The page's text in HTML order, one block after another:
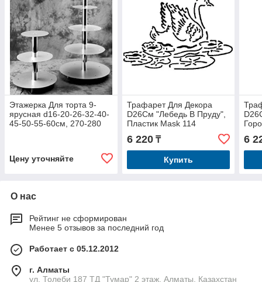
Этажерка Для торта 9-
ярусная d16-20-26-32-40-
45-50-55-60см, 270-280
Цену уточняйте
Трафарет Для Декора
D26См "Лебедь В Пруду",
Пластик Mask 114
6 220₸
Купить
6
О нас
Рейтинг не сформирован
Менее 5 отзывов за последний год
Работает с 05.12.2012
г. Алматы
ул. Толеби 187 ТД "Тумар" 2 этаж, Алматы, Казахстан